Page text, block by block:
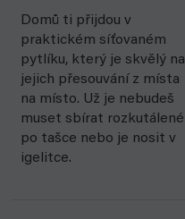
Domů ti přijdou v
praktickém síťovaném
pytlíku, který je skvělý na
jejich přesouvání z místa
na místo. Už je nebudeš
muset sbírat rozkutálené
po tašce nebo je nosit v
igelitce.